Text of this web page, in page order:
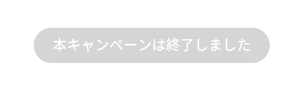
本キャンペーンは終了しました